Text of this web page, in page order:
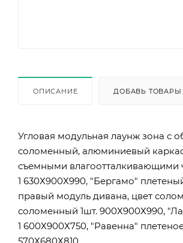
ОПИСАНИЕ ДОБАВЬ
Угловая модульная лаунж зона с
соломенный, алюминиевый
съемными влагоотталкивающими
1 630Х900Х990, "Бергамо"
правый модуль дивана, цвет
соломенный 1шт. 900Х900Х990,
1 600Х900Х750, "Равенна"